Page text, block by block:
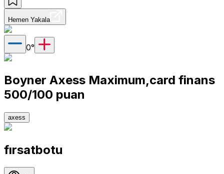
Hemen Yakala
0°
Boyner Axess Maximum,card finans
500/100 puan
axess
fırsatbotu